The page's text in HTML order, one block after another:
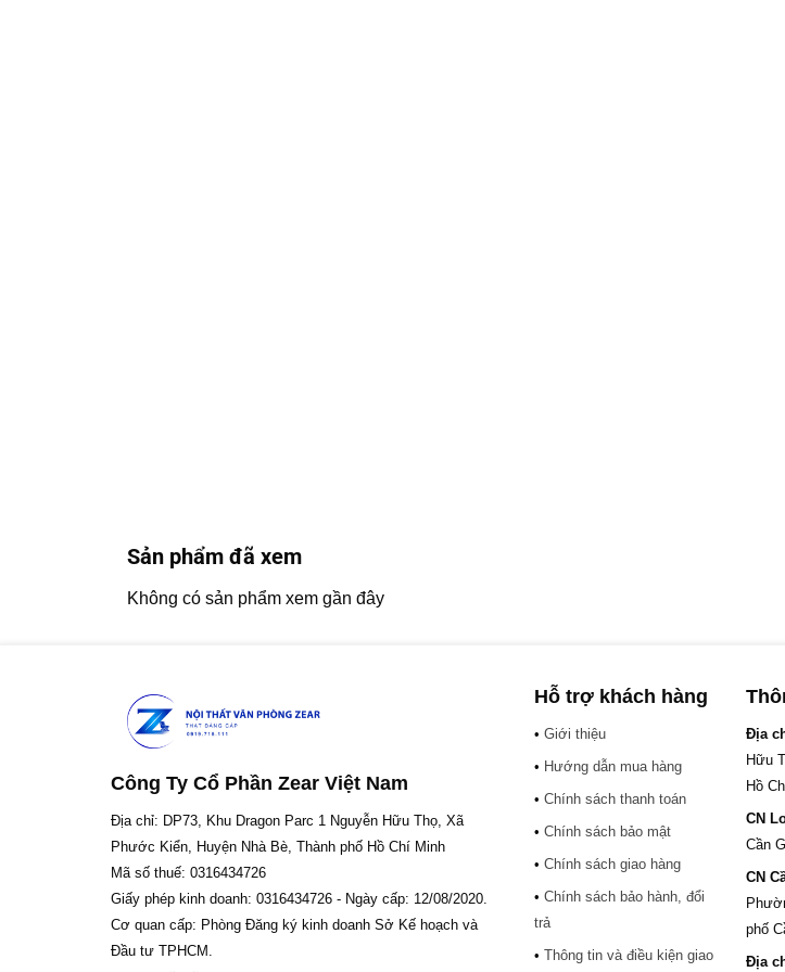
Sản phẩm đã xem
Không có sản phẩm xem gần đây
Công Ty Cổ Phần Zear Việt Nam
Địa chỉ: DP73, Khu Dragon Parc 1 Nguyễn Hữu Thọ, Xã
Phước Kiển, Huyện Nhà Bè, Thành phố Hồ Chí Minh
Mã số thuế: 0316434726
Giấy phép kinh doanh: 0316434726 - Ngày cấp: 12/08/2020.
Cơ quan cấp: Phòng Đăng ký kinh doanh Sở Kế hoạch và
Đầu tư TPHCM.
Hỗ trợ khách hàng
• Giới thiệu
• Hướng dẫn mua hàng
• Chính sách thanh toán
• Chính sách bảo mật
• Chính sách giao hàng
• Chính sách bảo hành, đổi
trả
• Thông tin và điều kiện giao
Địa
Hữu
Hồ
CN
Cần
CN
phố
Địa